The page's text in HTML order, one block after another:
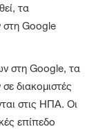
τα
Google
στη Google, τα
διακομιστές
στις ΗΠΑ. Οι
επίπεδο